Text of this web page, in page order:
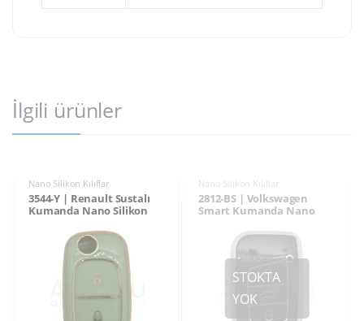
İlgili ürünler
Nano Silikon Kılıflar
3544-Y | Renault Sustalı
Kumanda Nano Silikon
Nano Silikon Kılıflar
2812-BS | Volkswagen
Smart Kumanda Nano